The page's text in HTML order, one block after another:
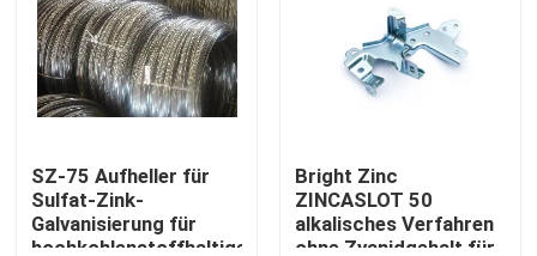
Videos
Über uns
Werksbesichtigung
Qualitätskontrolle
SZ-75 Aufheller für
Sulfat-Zink-
Galvanisierung für
hochkohlenstoffhaltigen
Bright Zinc
ZINCASLOT 50
alkalisches Verfahren
ohne Zyanidgehalt für